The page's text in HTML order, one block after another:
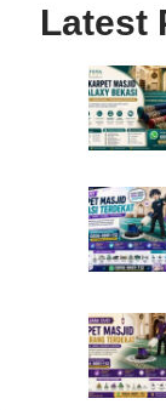
Latest